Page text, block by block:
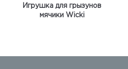
Игрушка для грызунов
мячики Wicki